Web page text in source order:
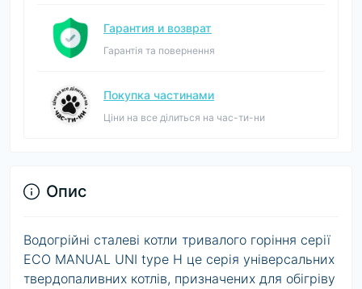
Гарантия и возврат
Гарантія та повернення
Покупка частинами
Ціни на все ділиться на час-ти-ни
Опис
Водогрійні сталеві котли тривалого горіння серії
ECO MANUAL UNI type H це серія універсальних
твердопаливних котлів, призначених для обігріву